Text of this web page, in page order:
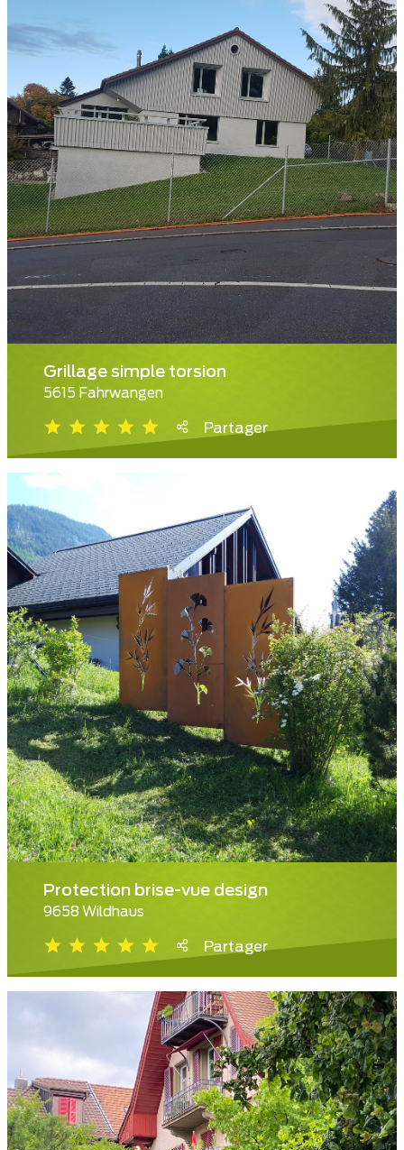
Grillage simple torsion
5615 Fahrwangen
Partager
Protection brise-vue design
9658 Wildhaus
Partager